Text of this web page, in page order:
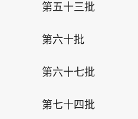
第五十三批
第六十批
第六十七批
第七十四批